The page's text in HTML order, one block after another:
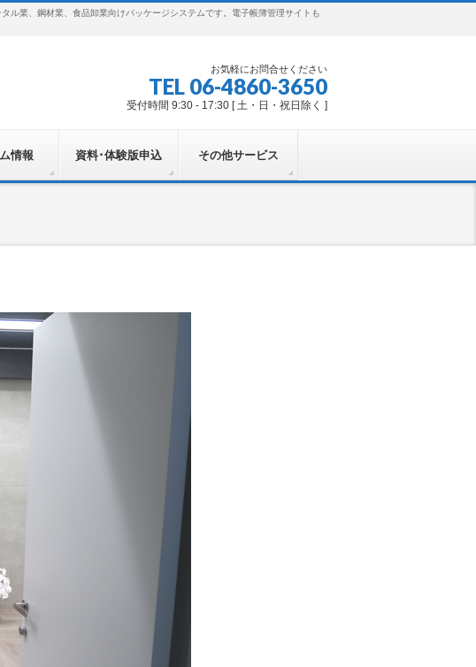
ル業、鋼材業、食品卸業向けパッケージシステムです。電子帳簿管理サイトも
お気軽にお問合せください
TEL 06-4860-3650
受付時間 9:30 - 17:30 [ 土・日・祝日除く ]
情報 資料･体験版申込 その他サービス